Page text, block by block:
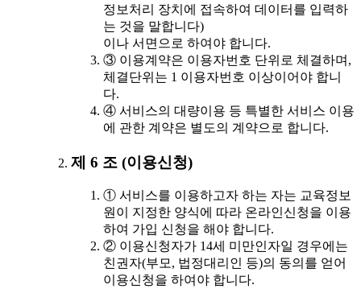
정보처리 장치에 접속하여 데이터를 입력하
는 것을 말합니다)
이나 서면으로 하여야 합니다.
③ 이용계약은 이용자번호 단위로 체결하며,
체결단위는 1 이용자번호 이상이어야 합니
다.
④ 서비스의 대량이용 등 특별한 서비스 이용
에 관한 계약은 별도의 계약으로 합니다.
제 6 조 (이용신청)
① 서비스를 이용하고자 하는 자는 교육정보
원이 지정한 양식에 따라 온라인신청을 이용
하여 가입 신청을 해야 합니다.
② 이용신청자가 14세 미만인자일 경우에는
친권자(부모, 법정대리인 등)의 동의를 얻어
이용신청을 하여야 합니다.